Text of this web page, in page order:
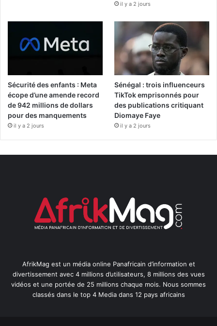
il y a 2 jours
Sécurité des enfants : Meta
écope d’une amende record
de 942 millions de dollars
pour des manquements
il y a 2 jours
Sénégal : trois influenceurs
TikTok emprisonnés pour
des publications critiquant
Diomaye Faye
il y a 2 jours
AfrikMag est un média online Panafricain d’information et
divertissement avec 4 millions d’utilisateurs, 8 millions des vues
vidéos et une portée de 25 millions chaque mois. Nous sommes
classés dans le top 4 Media dans 12 pays africains